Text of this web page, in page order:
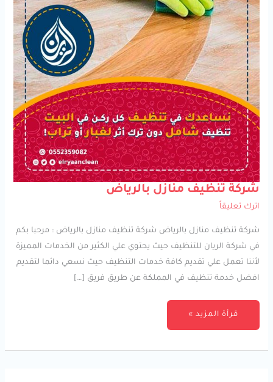
شركة تنظيف منازل بالرياض
اترك تعليقاً
شركة تنظيف منازل بالرياض شركة تنظيف منازل بالرياض : مرحبا بكم
في شركة الريان للتنظيف حيث يحتوي علي الكثير من الخدمات المميزة
لأننا تعمل علي تقديم كافة خدمات التنظيف حيث نسعي دائما لتقديم
افضل خدمة تنظيف في المملكة عن طريق فريق […]
شركة
تنظيف
منازل
بالرياض
قرأة المزيد »